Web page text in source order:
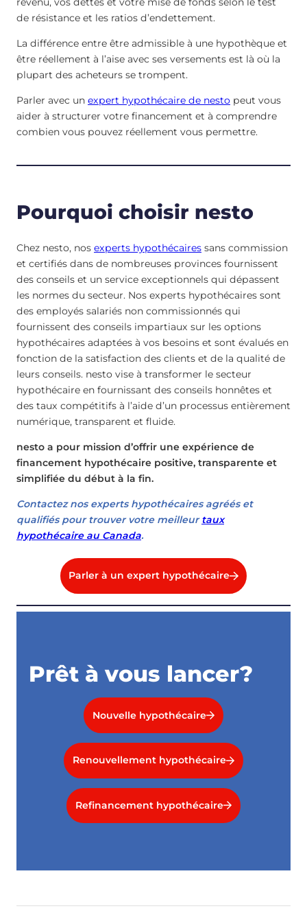
de résistance et les ratios d’endettement.
La différence entre être admissible à une hypothèque et
être réellement à l’aise avec ses versements est là où la
plupart des acheteurs se trompent.
Parler avec un expert hypothécaire de nesto peut vous
aider à structurer votre financement et à comprendre
combien vous pouvez réellement vous permettre.
Pourquoi choisir nesto
Chez nesto, nos experts hypothécaires sans commission
et certifiés dans de nombreuses provinces fournissent
des conseils et un service exceptionnels qui dépassent
les normes du secteur. Nos experts hypothécaires sont
des employés salariés non commissionnés qui
fournissent des conseils impartiaux sur les options
hypothécaires adaptées à vos besoins et sont évalués en
fonction de la satisfaction des clients et de la qualité de
leurs conseils. nesto vise à transformer le secteur
hypothécaire en fournissant des conseils honnêtes et
des taux compétitifs à l’aide d’un processus entièrement
numérique, transparent et fluide.
nesto a pour mission d’offrir une expérience de
financement hypothécaire positive, transparente et
simplifiée du début à la fin.
Contactez nos experts hypothécaires agréés et
qualifiés pour trouver votre meilleurtaux
hypothécaire au Canada.
Parler à un expert hypothécaire
Prêt à vous lancer?
Nouvelle hypothécaire
Renouvellement hypothécaire
Refinancement hypothécaire